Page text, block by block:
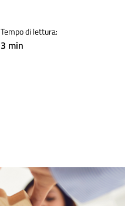
Tempo di lettura:
3 min